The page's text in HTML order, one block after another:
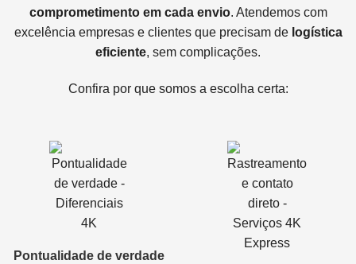
comprometimento em cada envio. Atendemos com
excelência empresas e clientes que precisam de logística
eficiente, sem complicações.
Confira por que somos a escolha certa:
Pontualidade de verdade